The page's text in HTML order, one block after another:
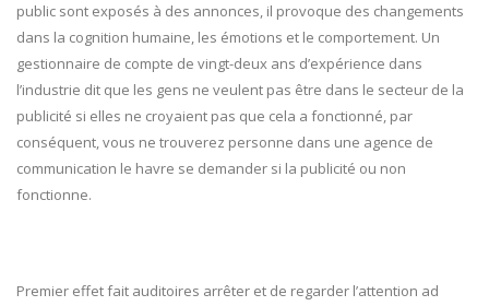
public sont exposés à des annonces, il provoque des changements
dans la cognition humaine, les émotions et le comportement. Un
gestionnaire de compte de vingt-deux ans d’expérience dans
l’industrie dit que les gens ne veulent pas être dans le secteur de la
publicité si elles ne croyaient pas que cela a fonctionné, par
conséquent, vous ne trouverez personne dans une agence de
communication le havre se demander si la publicité ou non
fonctionne.
Premier effet fait auditoires arrêter et de regarder l’attention ad